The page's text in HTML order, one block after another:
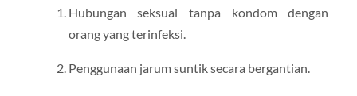
Hubungan seksual tanpa kondom dengan
orang yang terinfeksi.
Penggunaan jarum suntik secara bergantian.